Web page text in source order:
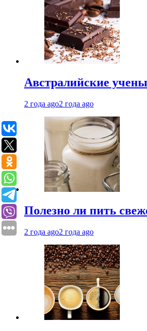
Австралийские
2 года ago2 года ago
Полезно ли пить
2 года ago2 года ago